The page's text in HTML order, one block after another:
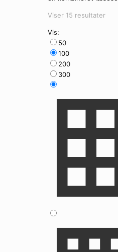
Viser 15 resultater
Vis:
50
100
200
300